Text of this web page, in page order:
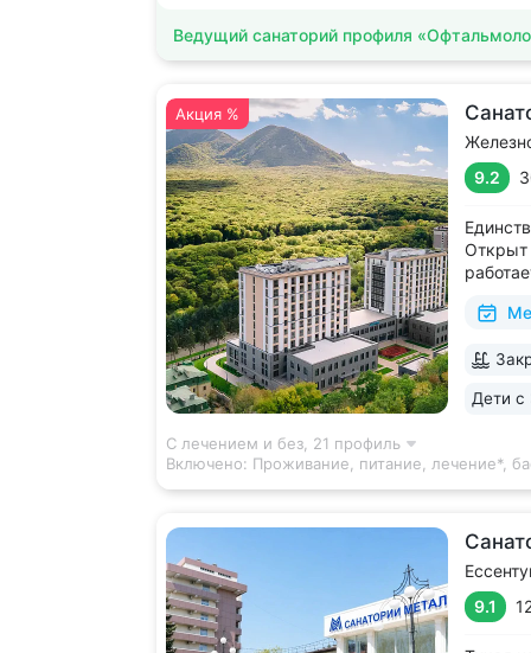
Ведущий санаторий профиля
Акция %
9.2
Открыт
и
Дети с
С лечением и без, 21 профиль
Включено: Проживание, питание, лечение*,
9.1